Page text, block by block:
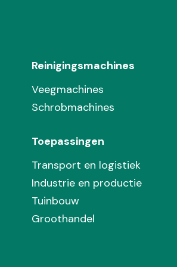
Reinigingsmachines
Veegmachines
Schrobmachines
Toepassingen
Transport en logistiek
Industrie en productie
Tuinbouw
Groothandel